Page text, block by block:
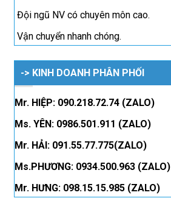
Đội ngũ NV có chuyên môn cao.
Vận chuyển nhanh chóng.
-> KINH DOANH PHÂN PHỐI
Mr. HIỆP: 090.218.72.74 (ZALO)
Ms. YÊN: 0986.501.911 (ZALO)
Mr. HẢI: 091.55.77.775(ZALO)
Ms.PHƯƠNG: 0934.500.963 (ZALO)
Mr. HƯNG: 098.15.15.985 (ZALO)